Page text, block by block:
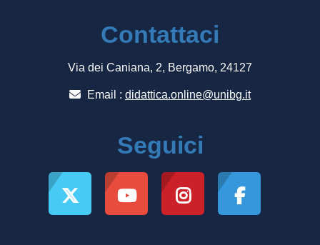
Contattaci
Via dei Caniana, 2, Bergamo, 24127
Email : didattica.online@unibg.it
Seguici